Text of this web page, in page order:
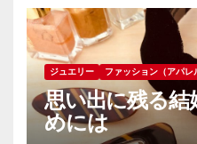
ジュエリー ファッション（アパレ
思い出に残る結
めには